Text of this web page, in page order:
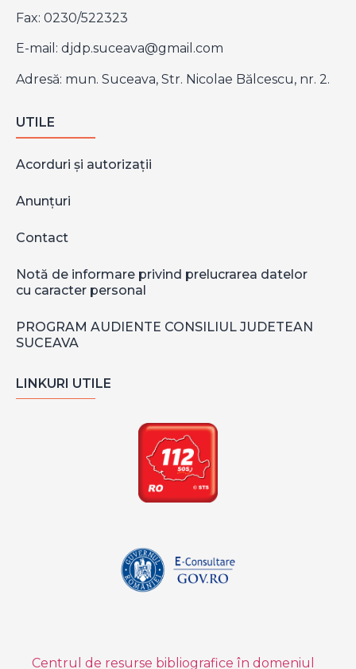
Fax: 0230/522323
E-mail: djdp.suceava@gmail.com
Adresă: mun. Suceava, Str. Nicolae Bălcescu, nr. 2.
UTILE
Acorduri și autorizații
Anunțuri
Contact
Notă de informare privind prelucrarea datelor
cu caracter personal
PROGRAM AUDIENTE CONSILIUL JUDETEAN
SUCEAVA
LINKURI UTILE
Centrul de resurse bibliografice în domeniul